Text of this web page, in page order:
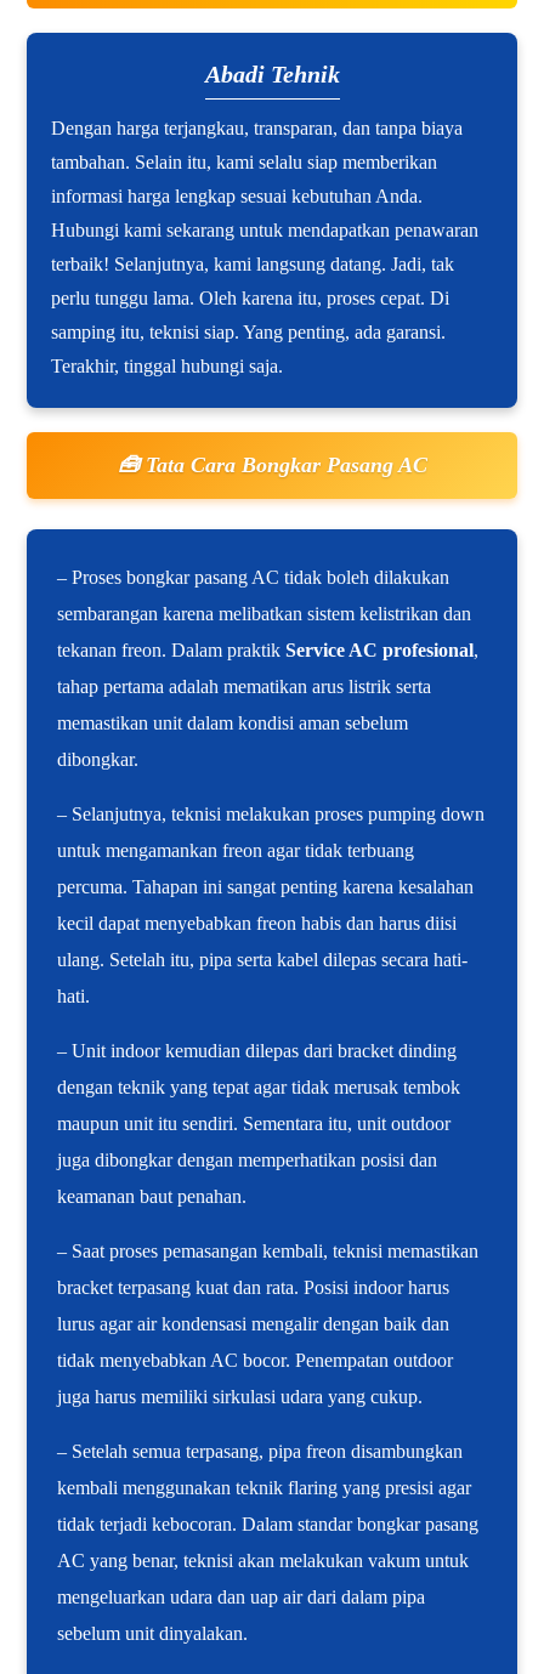
Abadi Tehnik
Dengan harga terjangkau, transparan, dan tanpa biaya
tambahan. Selain itu, kami selalu siap memberikan
informasi harga lengkap sesuai kebutuhan Anda.
Hubungi kami sekarang untuk mendapatkan penawaran
terbaik! Selanjutnya, kami langsung datang. Jadi, tak
perlu tunggu lama. Oleh karena itu, proses cepat. Di
samping itu, teknisi siap. Yang penting, ada garansi.
Terakhir, tinggal hubungi saja.
🧰 Tata Cara Bongkar Pasang AC
– Proses bongkar pasang AC tidak boleh dilakukan
sembarangan karena melibatkan sistem kelistrikan dan
tekanan freon. Dalam praktikService AC profesional,
tahap pertama adalah mematikan arus listrik serta
memastikan unit dalam kondisi aman sebelum
dibongkar.
– Selanjutnya, teknisi melakukan proses pumping down
untuk mengamankan freon agar tidak terbuang
percuma. Tahapan ini sangat penting karena kesalahan
kecil dapat menyebabkan freon habis dan harus diisi
ulang. Setelah itu, pipa serta kabel dilepas secara hati-
hati.
– Unit indoor kemudian dilepas dari bracket dinding
dengan teknik yang tepat agar tidak merusak tembok
maupun unit itu sendiri. Sementara itu, unit outdoor
juga dibongkar dengan memperhatikan posisi dan
keamanan baut penahan.
– Saat proses pemasangan kembali, teknisi memastikan
bracket terpasang kuat dan rata. Posisi indoor harus
lurus agar air kondensasi mengalir dengan baik dan
tidak menyebabkan AC bocor. Penempatan outdoor
juga harus memiliki sirkulasi udara yang cukup.
– Setelah semua terpasang, pipa freon disambungkan
kembali menggunakan teknik flaring yang presisi agar
tidak terjadi kebocoran. Dalam standar bongkar pasang
AC yang benar, teknisi akan melakukan vakum untuk
mengeluarkan udara dan uap air dari dalam pipa
sebelum unit dinyalakan.